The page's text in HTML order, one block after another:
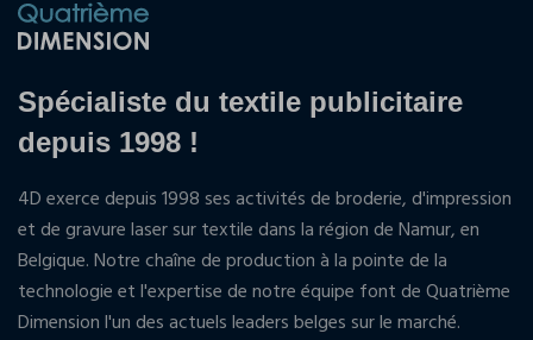
Spécialiste du textile publicitaire
depuis 1998 !
4D exerce depuis 1998 ses activités de broderie, d'impression
et de gravure laser sur textile dans la région de Namur, en
Belgique. Notre chaîne de production à la pointe de la
technologie et l'expertise de notre équipe font de Quatrième
Dimension l'un des actuels leaders belges sur le marché.